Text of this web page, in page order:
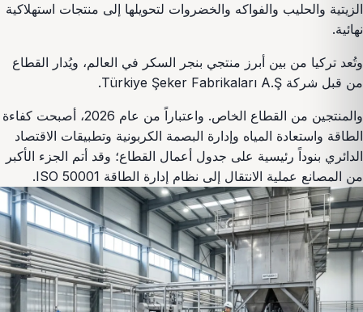
الزيتية والحليب والفواكه والخضروات لتحويلها إلى منتجات استهلاكية
نهائية.
وتُعد تركيا من بين أبرز منتجي بنجر السكر في العالم، ويُدار القطاع
من قبل شركة Türkiye Şeker Fabrikaları A.Ş.
والمنتجين من القطاع الخاص. واعتباراً من عام 2026، أصبحت كفاءة
الطاقة واستعادة المياه وإدارة البصمة الكربونية وتطبيقات الاقتصاد
الدائري بنوداً رئيسية على جدول أعمال القطاع؛ وقد أتم الجزء الأكبر
من المصانع عملية الانتقال إلى نظام إدارة الطاقة ISO 50001.